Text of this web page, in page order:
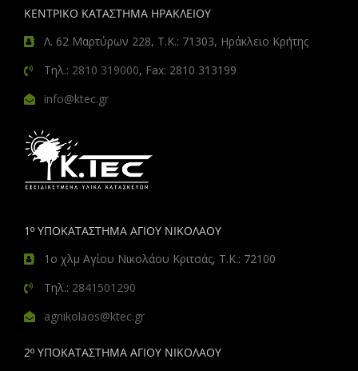
ΚΕΝΤΡΙΚΟ ΚΑΤΑΣΤΗΜΑ ΗΡΑΚΛΕΙΟΥ
Λ. 62 Μαρτύρων 228, Τ.Κ.: 71303, Ηράκλειο Κρήτης
Τηλ.: 2810 319000, Fax: 2810 313199
info@ktec.gr
1º ΥΠΟΚΑΤΑΣΤΗΜΑ ΑΓΙΟΥ ΝΙΚΟΛΑΟΥ
1ο χλμ Αγίου Νικολάου Κριτσάς, Τ.Κ.: 72100
Τηλ.: 2841501290
agnikolaos@ktec.gr
2º ΥΠΟΚΑΤΑΣΤΗΜΑ ΑΓΙΟΥ ΝΙΚΟΛΑΟΥ